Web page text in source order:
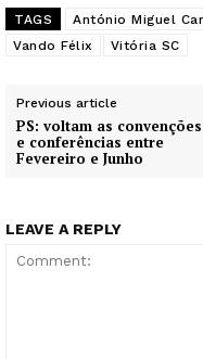
TAGS António Miguel
Vando Félix
Vitória SC
Previous article
PS: voltam as convenções
e conferências entre
Fevereiro e Junho
LEAVE A REPLY